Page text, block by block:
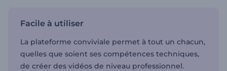
Facile à utiliser
La plateforme conviviale permet à tout un chacun,
quelles que soient ses compétences techniques,
de créer des vidéos de niveau professionnel.